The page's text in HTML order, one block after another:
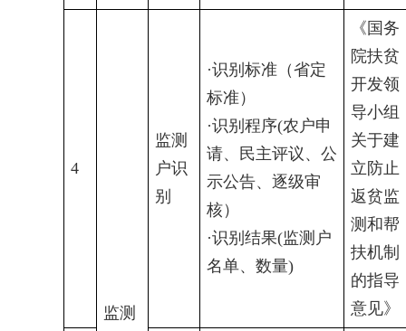
4
监测
监测
户识
别
·识别标准（省定
标准）
·识别程序(农户申
请、民主评议、公
示公告、逐级审
核）
·识别结果(监测户
名单、数量)
《国务
院扶贫
开发领
导小组
关于建
立防止
返贫监
测和帮
扶机制
的指导
意见》